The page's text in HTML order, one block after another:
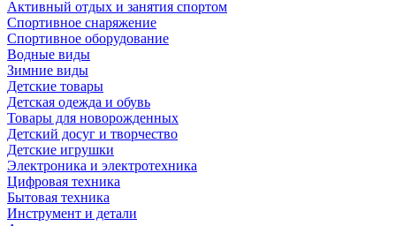
Активный отдых и занятия спортом
Спортивное снаряжение
Спортивное оборудование
Водные виды
Зимние виды
Детские товары
Детская одежда и обувь
Товары для новорожденных
Детский досуг и творчество
Детские игрушки
Электроника и электротехника
Цифровая техника
Бытовая техника
Инструмент и детали